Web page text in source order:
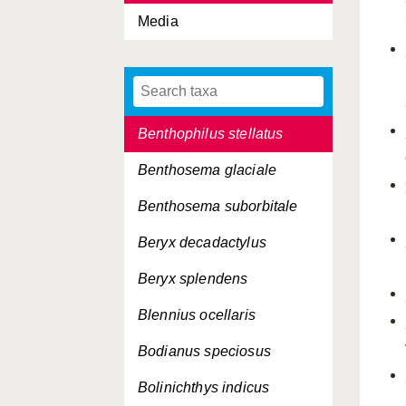
Media
Benthocometes robustus
Benthophiloides brauneri
Benthophilus stellatus
Benthosema glaciale
Benthosema suborbitale
Beryx decadactylus
Beryx splendens
Blennius ocellaris
Bodianus speciosus
Bolinichthys indicus